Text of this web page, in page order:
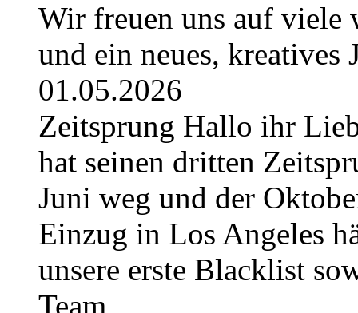
Wir freuen uns auf viele
und ein neues, kreatives
01.05.2026
Zeitsprung Hallo ihr
hat seinen dritten
Juni weg und der
Einzug in Los Angeles
unsere erste Blacklist
Team